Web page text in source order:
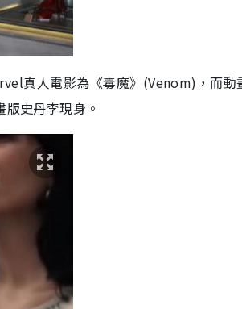
真人電影為《毒魔》(Venom)，而動
史丹李現身。